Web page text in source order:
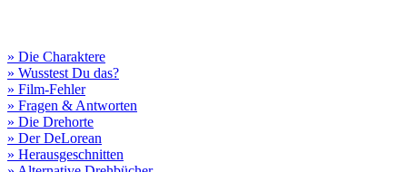
» Die Charaktere
» Wusstest Du das?
» Film-Fehler
» Fragen & Antworten
» Die Drehorte
» Der DeLorean
» Herausgeschnitten